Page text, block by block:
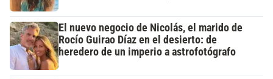
El nuevo negocio de Nicolás, el marido de
Rocío Guirao Díaz en el desierto: de
heredero de un imperio a astrofotógrafo